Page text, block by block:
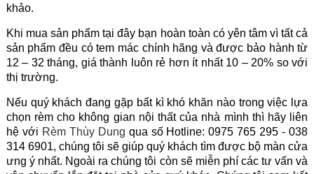
khảo.
Khi mua sản phẩm tại đây bạn hoàn toàn có yên tâm vì tất cả
sản phẩm đều có tem mác chính hãng và được bảo hành từ
12 – 32 tháng, giá thành luôn rẻ hơn ít nhất 10 – 20% so với
thị trường.
Nếu quý khách đang gặp bất kì khó khăn nào trong việc lựa
chọn rèm cho không gian nội thất của nhà mình thì hãy liên
hệ với Rèm Thùy Dung qua số Hotline: 0975 765 295 - 038
314 6901, chúng tôi sẽ giúp quý khách tìm được bộ màn cửa
ưng ý nhất. Ngoài ra chúng tôi còn sẽ miễn phí các tư vấn và